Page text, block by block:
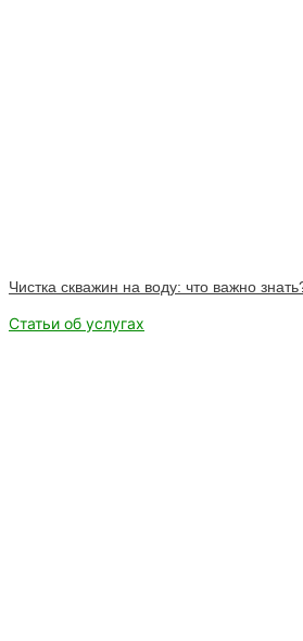
Чистка скважин на воду: что важно
Статьи об услугах